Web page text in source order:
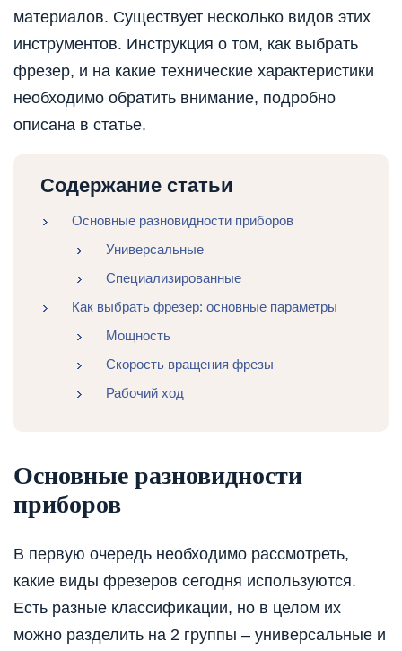
материалов. Существует несколько видов этих
инструментов. Инструкция о том, как выбрать
фрезер, и на какие технические характеристики
необходимо обратить внимание, подробно
описана в статье.
Содержание статьи
Основные разновидности приборов
Универсальные
Специализированные
Как выбрать фрезер: основные параметры
Мощность
Скорость вращения фрезы
Рабочий ход
Основные разновидности
приборов
В первую очередь необходимо рассмотреть,
какие виды фрезеров сегодня используются.
Есть разные классификации, но в целом их
можно разделить на 2 группы – универсальные и